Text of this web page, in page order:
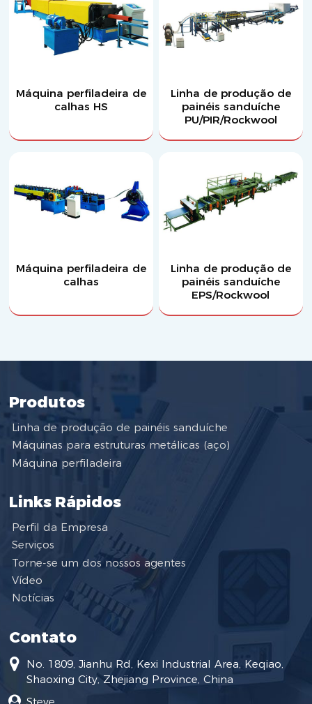
Máquina perfiladeira de
calhas HS
Linha de produção de
painéis sanduíche
PU/PIR/Rockwool
Máquina perfiladeira de
calhas
Linha de produção de
painéis sanduíche
EPS/Rockwool
Produtos
Linha de produção de painéis sanduíche
Máquinas para estruturas metálicas (aço)
Máquina perfiladeira
Links Rápidos
Perfil da Empresa
Serviços
Torne-se um dos nossos agentes
Vídeo
Notícias
Contato
No. 1809, Jianhu Rd, Kexi Industrial Area, Keqiao,
Shaoxing City, Zhejiang Province, China